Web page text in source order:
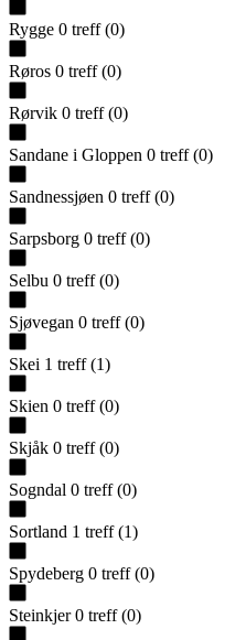
Rygge 0 treff (0)
Røros 0 treff (0)
Rørvik 0 treff (0)
Sandane i Gloppen 0 treff (0)
Sandnessjøen 0 treff (0)
Sarpsborg 0 treff (0)
Selbu 0 treff (0)
Sjøvegan 0 treff (0)
Skei 1 treff (1)
Skien 0 treff (0)
Skjåk 0 treff (0)
Sogndal 0 treff (0)
Sortland 1 treff (1)
Spydeberg 0 treff (0)
Steinkjer 0 treff (0)